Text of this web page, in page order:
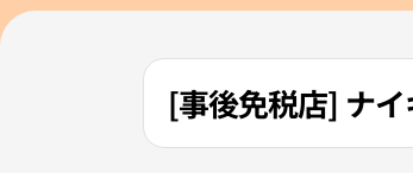
[事後免税店] ナ